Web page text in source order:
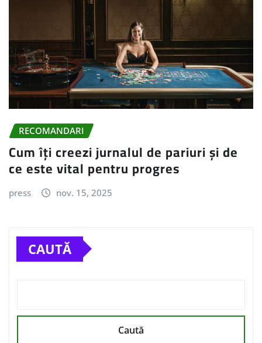
RECOMANDARI
Cum îți creezi jurnalul de pariuri și de
ce este vital pentru progres
press nov. 15, 2025
CAUTĂ
Caută